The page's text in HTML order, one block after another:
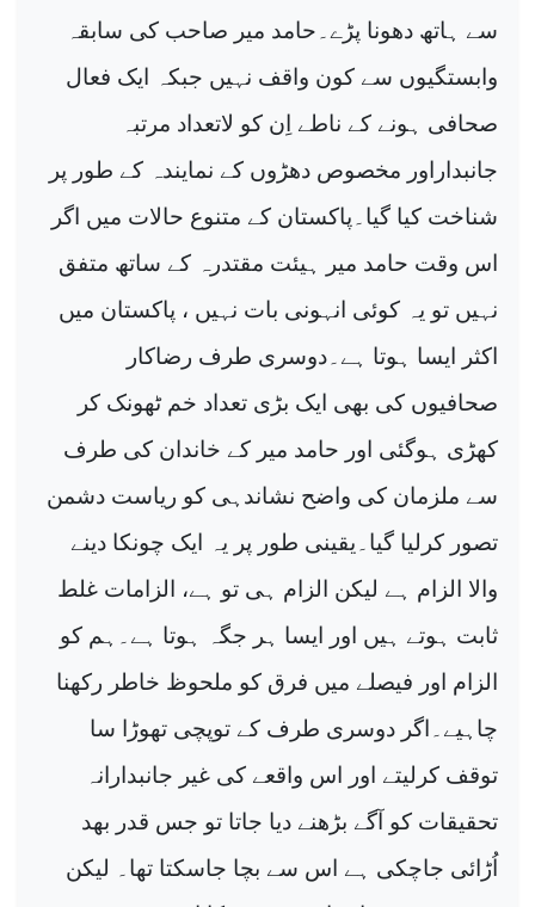
سے ہاتھ دھونا پڑے۔حامد میر صاحب کی سابقہ
وابستگیوں سے کون واقف نہیں جبکہ ایک فعال
صحافی ہونے کے ناطے اِن کو لاتعداد مرتبہ
جانبداراور مخصوص دھڑوں کے نمایندہ کے طور پر
شناخت کیا گیا۔پاکستان کے متنوع حالات میں اگر
اس وقت حامد میر ہیئت مقتدرہ کے ساتھ متفق
نہیں تو یہ کوئی انہونی بات نہیں ، پاکستان میں
اکثر ایسا ہوتا ہے۔دوسری طرف رضاکار
صحافیوں کی بھی ایک بڑی تعداد خم ٹھونک کر
کھڑی ہوگئی اور حامد میر کے خاندان کی طرف
سے ملزمان کی واضح نشاندہی کو ریاست دشمن
تصور کرلیا گیا۔یقینی طور پر یہ ایک چونکا دینے
والا الزام ہے لیکن الزام ہی تو ہے، الزامات غلط
ثابت ہوتے ہیں اور ایسا ہر جگہ ہوتا ہے۔ہم کو
الزام اور فیصلے میں فرق کو ملحوظ خاطر رکھنا
چاہیے۔اگر دوسری طرف کے توپچی تھوڑا سا
توقف کرلیتے اور اس واقعے کی غیر جانبدارانہ
تحقیقات کو آگے بڑھنے دیا جاتا تو جس قدر بھد
اُڑائی جاچکی ہے اس سے بچا جاسکتا تھا۔ لیکن